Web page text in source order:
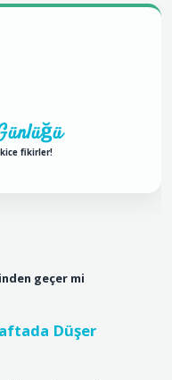
fikirler!
geçer mi
Düşer